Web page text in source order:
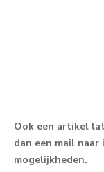
Ook een artikel
dan een mail naar
mogelijkheden.